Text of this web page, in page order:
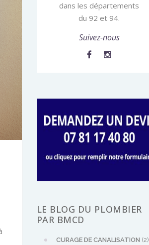
dans les départements
du 92 et 94.
Suivez-nous
LE BLOG DU PLOMBIER
PAR BMCD
CURAGE DE CANALISATION (2)